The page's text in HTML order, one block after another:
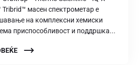
масен спектрометар е
на комплексни хемиски
приспособливост и поддршка...